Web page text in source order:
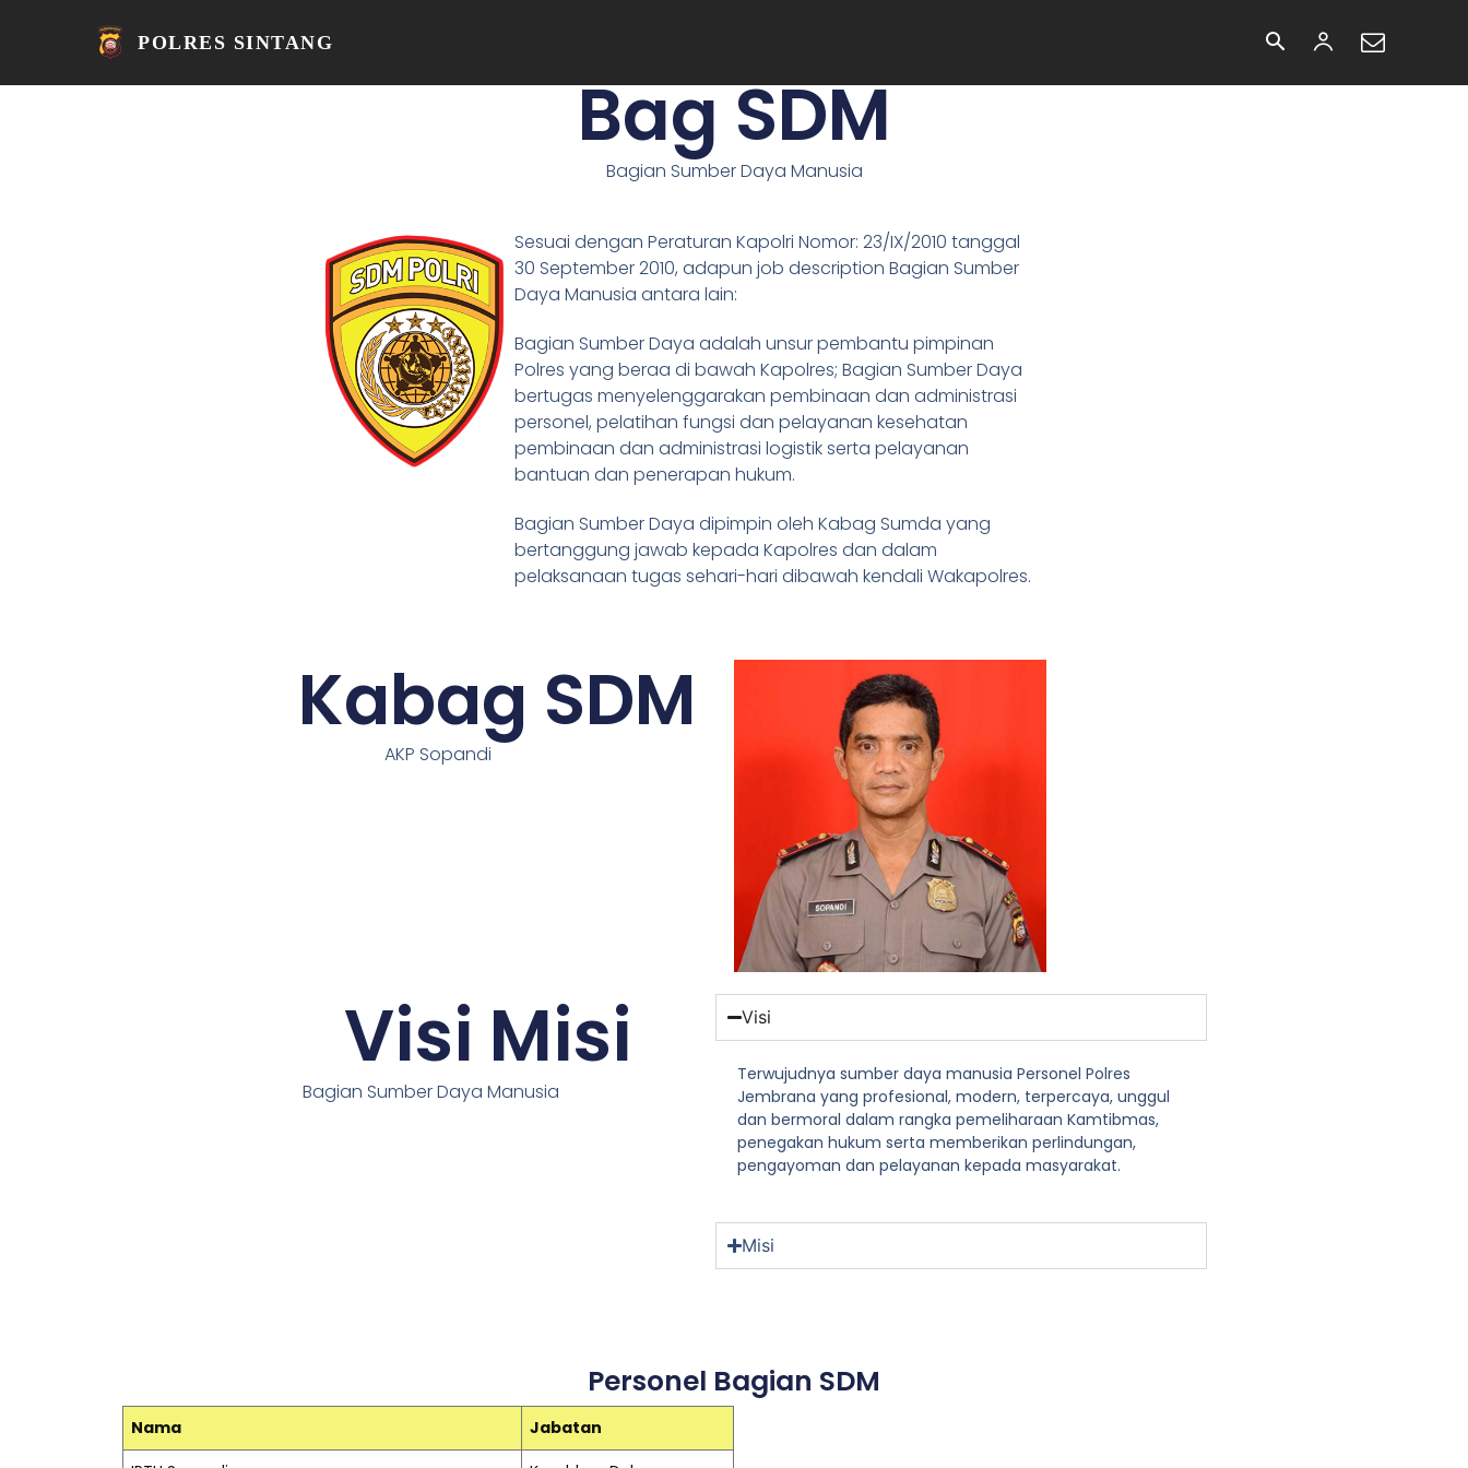
POLRES SINTANG
Bag SDM
Bagian Sumber Daya Manusia
Sesuai dengan Peraturan Kapolri Nomor: 23/IX/2010 tanggal
30 September 2010, adapun job description Bagian Sumber
Daya Manusia antara lain:
Bagian Sumber Daya adalah unsur pembantu pimpinan
Polres yang beraa di bawah Kapolres; Bagian Sumber Daya
bertugas menyelenggarakan pembinaan dan administrasi
personel, pelatihan fungsi dan pelayanan kesehatan
pembinaan dan administrasi logistik serta pelayanan
bantuan dan penerapan hukum.
Bagian Sumber Daya dipimpin oleh Kabag Sumda yang
bertanggung jawab kepada Kapolres dan dalam
pelaksanaan tugas sehari-hari dibawah kendali Wakapolres.
Kabag SDM
AKP Sopandi
Visi Misi
Bagian Sumber Daya Manusia
Visi
Terwujudnya sumber daya manusia Personel Polres
Jembrana yang profesional, modern, terpercaya, unggul
dan bermoral dalam rangka pemeliharaan Kamtibmas,
penegakan hukum serta memberikan perlindungan,
pengayoman dan pelayanan kepada masyarakat.
Misi
Personel Bagian SDM
Nama
Jabatan